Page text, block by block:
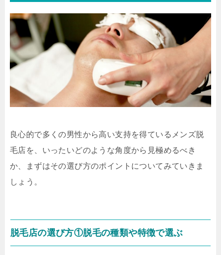
良心的で多くの男性から高い支持を得ているメンズ脱
毛店を、いったいどのような角度から見極めるべき
か、まずはその選び方のポイントについてみていきま
しょう。
脱毛店の選び方①脱毛の種類や特徴で選ぶ